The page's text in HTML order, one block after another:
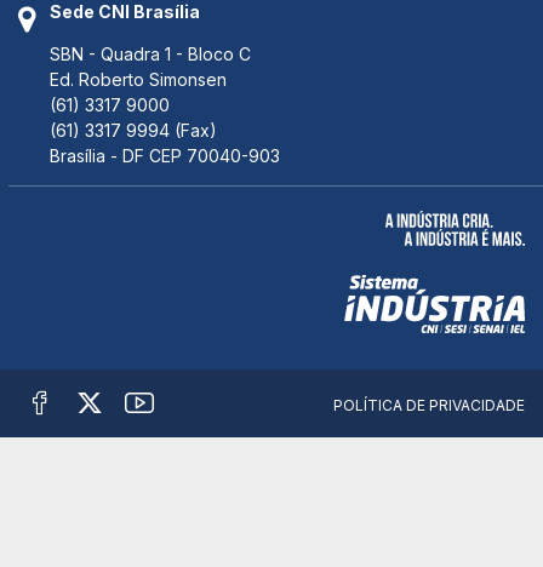
Sede CNI Brasília
SBN - Quadra 1 - Bloco C
Ed. Roberto Simonsen
(61) 3317 9000
(61) 3317 9994 (Fax)
Brasília - DF CEP 70040-903
POLÍTICA DE PRIVACIDADE